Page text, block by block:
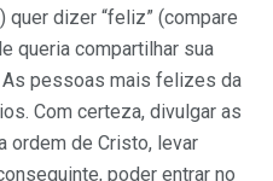
quer dizer “feliz” (compare
queria compartilhar sua
pessoas mais felizes da
Com certeza, divulgar as
ordem de Cristo, levar
poder entrar no